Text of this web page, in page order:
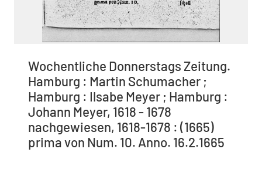
Wochentliche Donnerstags Zeitung.
Hamburg : Martin Schumacher ;
Hamburg : Ilsabe Meyer ; Hamburg :
Johann Meyer, 1618 - 1678
nachgewiesen, 1618-1678 : (1665)
prima von Num. 10. Anno. 16.2.1665